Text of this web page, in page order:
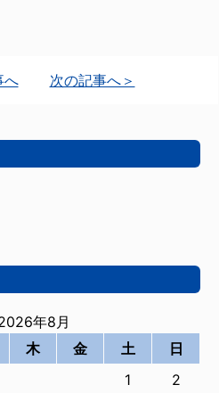
へ 次の記事へ＞
年8月
木 金 土
日
1
2